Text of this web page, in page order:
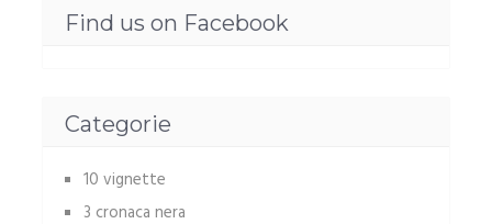
Find us on Facebook
Categorie
10 vignette
3 cronaca nera